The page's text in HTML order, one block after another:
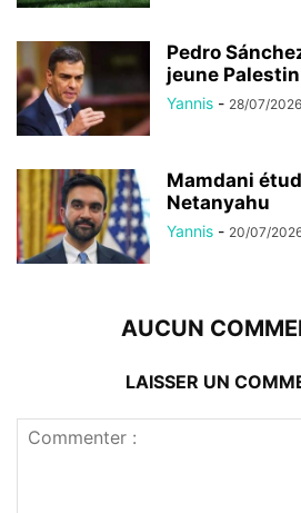
Pedro
jeune
Yannis - 28/07/2026
Mamdani
Netanyahu
Yannis - 20/07/
AUCUN
LAISSER UN